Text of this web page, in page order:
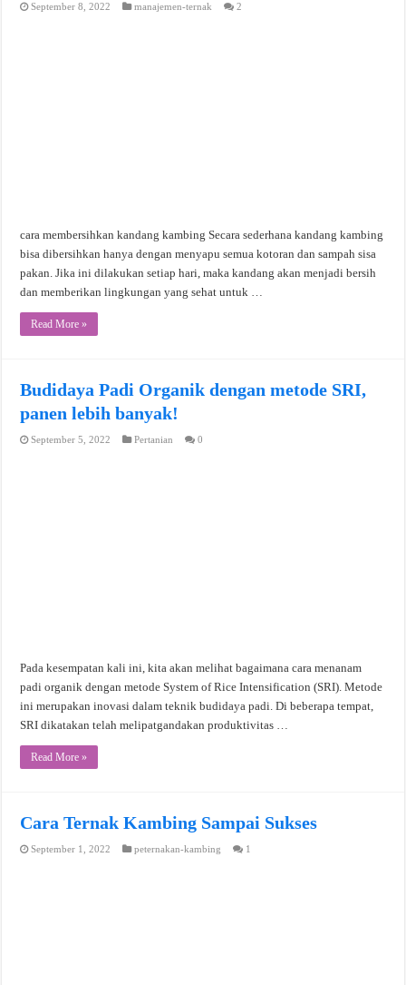
September 8, 2022 manajemen-ternak 2
cara membersihkan kandang kambing Secara sederhana kandang kambing
bisa dibersihkan hanya dengan menyapu semua kotoran dan sampah sisa
pakan. Jika ini dilakukan setiap hari, maka kandang akan menjadi bersih
dan memberikan lingkungan yang sehat untuk …
Read More »
Budidaya Padi Organik dengan metode SRI,
panen lebih banyak!
September 5, 2022 Pertanian 0
Pada kesempatan kali ini, kita akan melihat bagaimana cara menanam
padi organik dengan metode System of Rice Intensification (SRI). Metode
ini merupakan inovasi dalam teknik budidaya padi. Di beberapa tempat,
SRI dikatakan telah melipatgandakan produktivitas …
Read More »
Cara Ternak Kambing Sampai Sukses
September 1, 2022 peternakan-kambing 1